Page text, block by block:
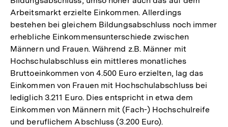
Arbeitsmarkt erzielte Einkommen. Allerdings
bestehen bei gleichem Bildungsabschluss noch immer
erhebliche Einkommensunterschiede zwischen
Männern und Frauen. Während z.B. Männer mit
Hochschulabschluss ein mittleres monatliches
Bruttoeinkommen von 4.500 Euro erzielten, lag das
Einkommen von Frauen mit Hochschulabschluss bei
lediglich 3.211 Euro. Dies entspricht in etwa dem
Einkommen von Männern mit (Fach-) Hochschulreife
und beruflichem Abschluss (3.200 Euro).